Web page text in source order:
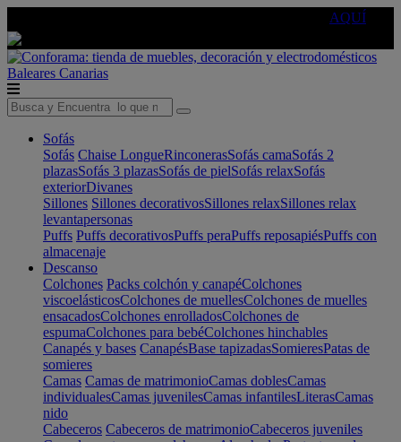
AQUÍ
Baleares Canarias
Sofás
Sofás Chaise LongueRinconerasSofás camaSofás 2
plazasSofás 3 plazasSofás de pielSofás relaxSofás
exteriorDivanes
Sillones Sillones decorativosSillones relaxSillones relax
levantapersonas
Puffs Puffs decorativosPuffs peraPuffs reposapiésPuffs con
almacenaje
Descanso
Colchones Packs colchón y canapéColchones
viscoelásticosColchones de muellesColchones de muelles
ensacadosColchones enrolladosColchones de
espumaColchones para bebéColchones hinchables
Canapés y bases CanapésBase tapizadasSomieresPatas de
somieres
Camas Camas de matrimonioCamas doblesCamas
individualesCamas juvenilesCamas infantilesLiterasCamas
nido
Cabeceros Cabeceros de matrimonioCabeceros juveniles